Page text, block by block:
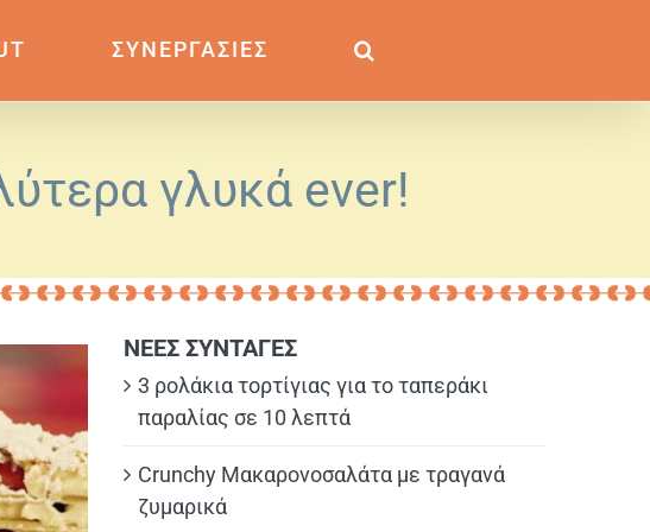
ΣΥΝΕΡΓΑΣΙΕΣ
γλυκά ever!
ΝΕΕΣ ΣΥΝΤΑΓΕΣ
3 ρολάκια τορτίγιας για το ταπεράκι
παραλίας σε 10 λεπτά
Crunchy Μακαρονοσαλάτα με τραγανά
ζυμαρικά